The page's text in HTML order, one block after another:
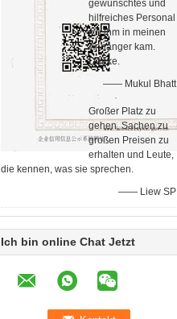
gewünschtes und
hilfreiches Personal
ich ihm in meinen
Anhänger kam.
Danke.
—— Mukul Bhatt
Großer Platz zu
gehen, Sachen zu
großen Preisen zu
erhalten und Leute,
die kennen, was sie sprechen.
—— Liew SP
Ich bin online Chat Jetzt